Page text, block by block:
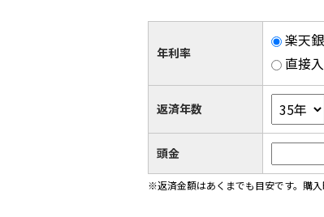
年利率
楽天
直接
返済年数
頭金
※返済金額はあくまでも目安です。購入